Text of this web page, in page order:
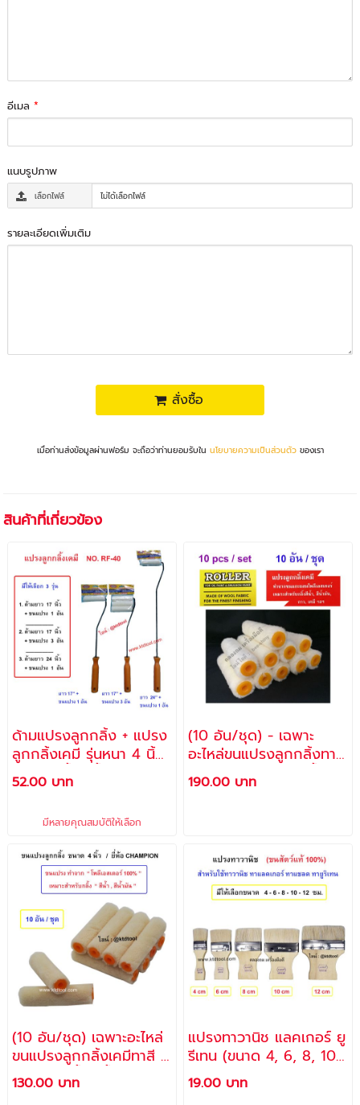
อีเมล*
แนบรูปภาพ
เลือกไฟล์ ไม่ได้เลือกไฟล์
รายละเอียดเพิ่มเติม
สั่งซื้อ
เมื่อท่านส่งข้อมูลผ่านฟอร์ม จะถือว่าท่านยอมรับใน นโยบายความเป็นส่วนตัวของเรา
สินค้าที่เกี่ยวข้อง
ด้ามแปรงลูกกลิ้ง + แปรง
ลูกกลิ้งเคมี รุ่นหนา 4 นิ้ว
/ ใช้ทาสีน้ำ สีน้ำมัน กาว
เคมี เป็นต้น - ALLWAYS
52.00 บาท
มีหลายคุณสมบัติให้เลือก
(10 อัน/ชุด) - เฉพาะ
อะไหล่ขนแปรงลูกกลิ้งทาสี
4 นิ้ว รุ่นหนา ใช้ทาสีน้ำ สี
น้ำมัน กาว เคมี เป็นต้น /
190.00 บาท
(10 อัน/ชุด) เฉพาะอะไหล่
ขนแปรงลูกกลิ้งเคมีทาสี 4
นิ้ว ใช้ทาสีน้ำ สีน้ำมัน
เป็นต้น / แปรงลูกกลิ้ง
130.00 บาท
แปรงทาวานิช แลคเกอร์ ยู
รีเทน (ขนาด 4, 6, 8, 10,
12 ซม.) มีทุกขนาด แปรง
ขนสัตว์แท้ 100% แปรงทา
19.00 บาท